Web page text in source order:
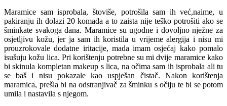
Maramice sam isprobala, štoviše, potrošila sam ih već,naime, u
pakiranju ih dolazi 20 komada a to zaista nije teško potrošiti ako se
šminkate svakoga dana. Maramice su ugodne i dovoljno nježne za
osjetljivu kožu, jer ja sam ih koristila u vrijeme alergija i nisu mi
prouzrokovale dodatne iritacije, mada imam osjećaj kako pomalo
isušuju kožu lica. Pri korištenju potrebne su mi dvije maramice kako
bi skinula kompletan makeup s lica, na očima sam ih isprobala ali tu
se baš i nisu pokazale kao uspješan čistač. Nakon korištenja
maramica, prešla bi na odstranjivač za šminku s očiju te bi se potom
umila i nastavila s njegom.